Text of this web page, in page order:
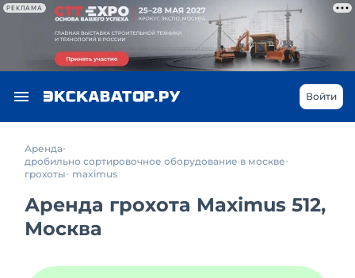
РЕКЛАМА
Войти
Аренда
дробильно сортировочное оборудование в москве
грохоты
maximus
Аренда грохота Maximus 512,
Москва